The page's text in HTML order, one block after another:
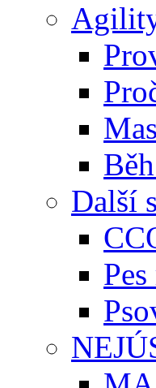
Další